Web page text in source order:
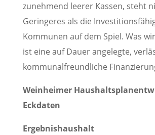
zunehmend leerer Kassen, steht
Geringeres als die
Kommunen auf dem Spiel. Was
ist eine auf Dauer angelegte,
kommunalfreundliche
Weinheimer
Eckdaten
Ergebnishaushalt